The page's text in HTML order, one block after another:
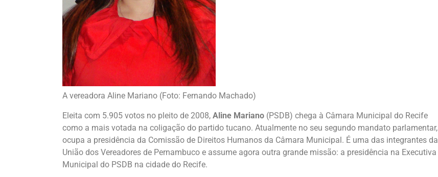
A vereadora Aline Mariano (Foto: Fernando Machado)
Eleita com 5.905 votos no pleito de 2008, Aline Mariano (PSDB) chega à Câmara Municipal do Recife
como a mais votada na coligação do partido tucano. Atualmente no seu segundo mandato parlamentar,
ocupa a presidência da Comissão de Direitos Humanos da Câmara Municipal. É uma das integrantes da
União dos Vereadores de Pernambuco e assume agora outra grande missão: a presidência na Executiva
Municipal do PSDB na cidade do Recife.